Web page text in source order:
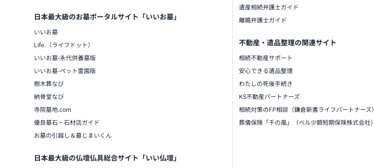
日本最大級のお墓ポータルサイト「いいお墓」
いいお墓
Life.（ライフドット）
いいお墓-永代供養墓版
いいお墓-ペット霊園版
樹木葬なび
納骨堂なび
寺院墓地.com
優良墓石・石材店ガイド
お墓の引越し＆墓じまいくん
日本最大級の仏壇仏具総合サイト「いい仏壇」
遺産相続弁護士ガイド
離婚弁護士ガイド
不動産・遺品整理の関連サイト
相続不動産サポート
安心できる遺品整理
わたしの死後手続き
KS不動産パートナーズ
相続対策のFP相談（鎌倉新書ライフパートナーズ）
葬儀保険「千の風」（ベル少額短期保険株式会社）